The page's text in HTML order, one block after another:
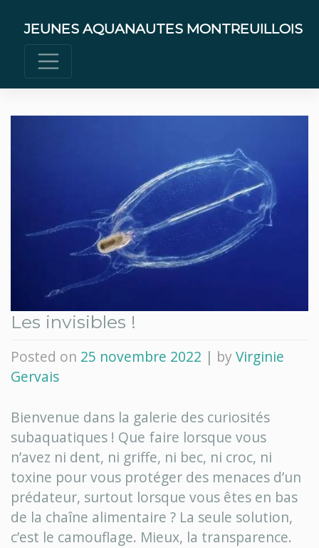
content
JEUNES AQUANAUTES MONTREUILLOIS
Les invisibles !
Posted on 25 novembre 2022 | byVirginie
Gervais
Bienvenue dans la galerie des curiosités
subaquatiques ! Que faire lorsque vous
n’avez ni dent, ni griffe, ni bec, ni croc, ni
toxine pour vous protéger des menaces d’un
prédateur, surtout lorsque vous êtes en bas
de la chaîne alimentaire ? La seule solution,
c’est le camouflage. Mieux, la transparence.